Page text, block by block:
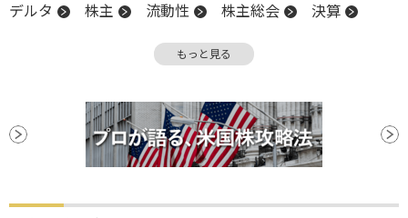
デルタ
株主 流動性 株主総会
決算
もっと見る